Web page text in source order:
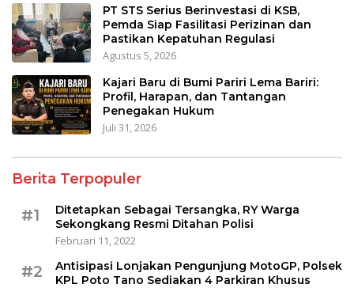
PT STS Serius Berinvestasi di KSB,
Pemda Siap Fasilitasi Perizinan dan
Pastikan Kepatuhan Regulasi
Agustus 5, 2026
Kajari Baru di Bumi Pariri Lema Bariri:
Profil, Harapan, dan Tantangan
Penegakan Hukum
Juli 31, 2026
Berita Terpopuler
#1
Ditetapkan Sebagai Tersangka, RY Warga
Sekongkang Resmi Ditahan Polisi
Februari 11, 2022
#2
Antisipasi Lonjakan Pengunjung MotoGP, Polsek
KPL Poto Tano Sediakan 4 Parkiran Khusus